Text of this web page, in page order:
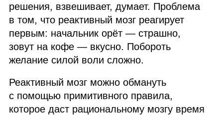
решения, взвешивает, думает. Проблема
в том, что реактивный мозг реагирует
первым: начальник орёт — страшно,
зовут на кофе — вкусно. Побороть
желание силой воли сложно.
Реактивный мозг можно обмануть
с помощью примитивного правила,
которое даст рациональному мозгу время